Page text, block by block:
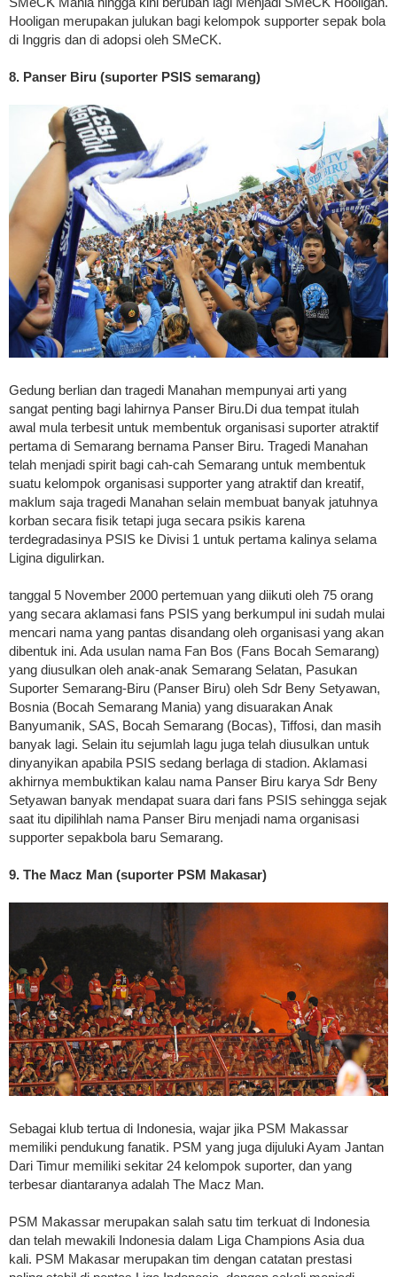
Hooligan merupakan julukan bagi kelompok supporter sepak bola
di Inggris dan di adopsi oleh SMeCK.
8. Panser Biru (suporter PSIS semarang)
Gedung berlian dan tragedi Manahan mempunyai arti yang
sangat penting bagi lahirnya Panser Biru.Di dua tempat itulah
awal mula terbesit untuk membentuk organisasi suporter atraktif
pertama di Semarang bernama Panser Biru. Tragedi Manahan
telah menjadi spirit bagi cah-cah Semarang untuk membentuk
suatu kelompok organisasi supporter yang atraktif dan kreatif,
maklum saja tragedi Manahan selain membuat banyak jatuhnya
korban secara fisik tetapi juga secara psikis karena
terdegradasinya PSIS ke Divisi 1 untuk pertama kalinya selama
Ligina digulirkan.
tanggal 5 November 2000 pertemuan yang diikuti oleh 75 orang
yang secara aklamasi fans PSIS yang berkumpul ini sudah mulai
mencari nama yang pantas disandang oleh organisasi yang akan
dibentuk ini. Ada usulan nama Fan Bos (Fans Bocah Semarang)
yang diusulkan oleh anak-anak Semarang Selatan, Pasukan
Suporter Semarang-Biru (Panser Biru) oleh Sdr Beny Setyawan,
Bosnia (Bocah Semarang Mania) yang disuarakan Anak
Banyumanik, SAS, Bocah Semarang (Bocas), Tiffosi, dan masih
banyak lagi. Selain itu sejumlah lagu juga telah diusulkan untuk
dinyanyikan apabila PSIS sedang berlaga di stadion. Aklamasi
akhirnya membuktikan kalau nama Panser Biru karya Sdr Beny
Setyawan banyak mendapat suara dari fans PSIS sehingga sejak
saat itu dipilihlah nama Panser Biru menjadi nama organisasi
supporter sepakbola baru Semarang.
9. The Macz Man (suporter PSM Makasar)
Sebagai klub tertua di Indonesia, wajar jika PSM Makassar
memiliki pendukung fanatik. PSM yang juga dijuluki Ayam Jantan
Dari Timur memiliki sekitar 24 kelompok suporter, dan yang
terbesar diantaranya adalah The Macz Man.
PSM Makassar merupakan salah satu tim terkuat di Indonesia
dan telah mewakili Indonesia dalam Liga Champions Asia dua
kali. PSM Makasar merupakan tim dengan catatan prestasi